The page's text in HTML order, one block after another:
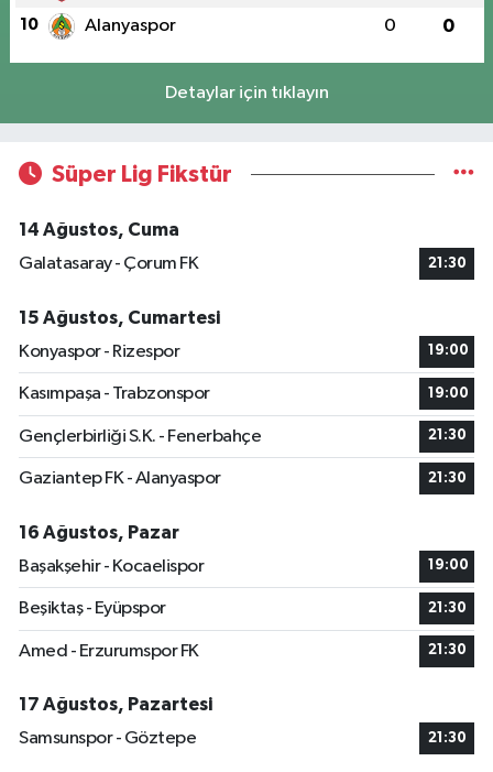
10 Alanyaspor 0 0
Detaylar için tıklayın
Süper Lig Fikstür
14 Ağustos, Cuma
Galatasaray - Çorum FK
21:30
15 Ağustos, Cumartesi
Konyaspor - Rizespor
19:00
Kasımpaşa - Trabzonspor 19:00
Gençlerbirliği S.K. - Fenerbahçe 21:30
Gaziantep FK - Alanyaspor 21:30
16 Ağustos, Pazar
Başakşehir - Kocaelispor
19:00
Beşiktaş - Eyüpspor 21:30
Amed - Erzurumspor FK 21:30
17 Ağustos, Pazartesi
Samsunspor - Göztepe
21:30